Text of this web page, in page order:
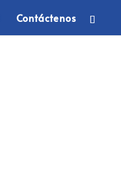
Contáctenos